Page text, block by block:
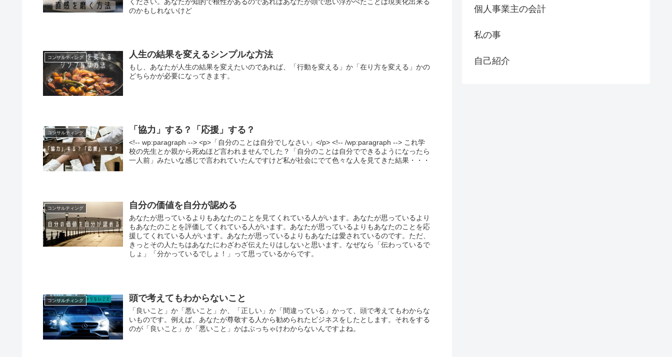
のかもしれないけど
コンサルティング 人生の結果を変えるシンプルな方法
もし、あなたが人生の結果を変えたいのであれば、「行動を変える」か「在り方を変える」かの
どちらかが必要になってきます。
コンサルティング 「協力」する？「応援」する？
<!-- wp:paragraph --> <p>「自分のことは自分でしなさい」</p> <!-- /wp:paragraph --> これ学
校の先生とか親から死ぬほど言われませんでした？「自分のことは自分でできるようになったら
一人前」みたいな感じで言われていたんですけど私が社会にでて色々な人を見てきた結果・・・
コンサルティング 自分の価値を自分が認める
あなたが思っているよりもあなたのことを見てくれている人がいます。あなたが思っているより
もあなたのことを評価してくれている人がいます。あなたが思っているよりもあなたのことを応
援してくれている人がいます。あなたが思っているよりもあなたは愛されているのです。ただ、
きっとその人たちはあなたにわざわざ伝えたりはしないと思います。なぜなら「伝わっているで
しょ」「分かっているでしょ！」って思っているからです。
コンサルティング 頭で考えてもわからないこと
「良いこと」か「悪いこと」か、「正しい」か「間違っている」かって、頭で考えてもわからな
いものです。例えば、あなたが尊敬する人から勧められたビジネスをしたとします。それをする
のが「良いこと」か「悪いこと」かはぶっちゃけわからないんですよね。
個人事業主の会計
私の事
自己紹介